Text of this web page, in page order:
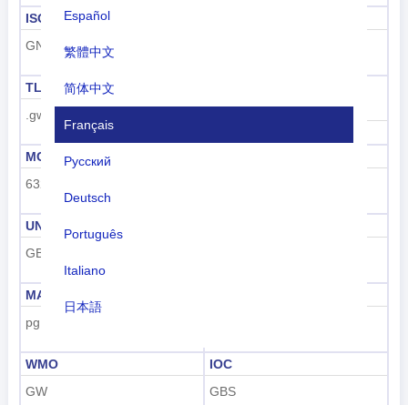
Español
繁體中文
简体中文
Français
Русский
Deutsch
Português
Italiano
日本語
tiếng Việt
ISO 3166-1-Alpha-3
GNB
TLD
.gw
d'immatriculation
MCC
632
UNDP
GBS
MARC
pg
WMO
GW
IOC
GBS